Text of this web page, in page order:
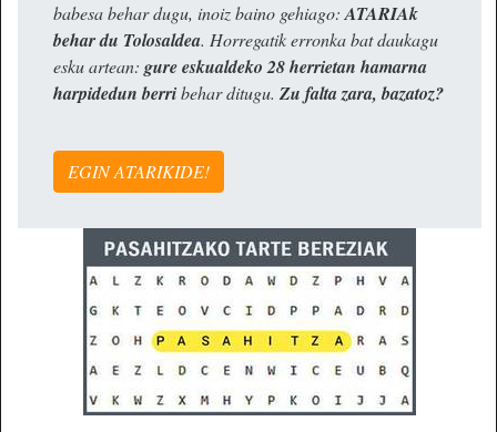
babesa behar dugu, inoiz baino gehiago:ATARIAk
behar du Tolosaldea. Horregatik erronka bat daukagu
esku artean: gure eskualdeko 28 herrietan hamarna
harpidedun berribehar ditugu. Zu falta zara, bazatoz?
EGIN ATARIKIDE!